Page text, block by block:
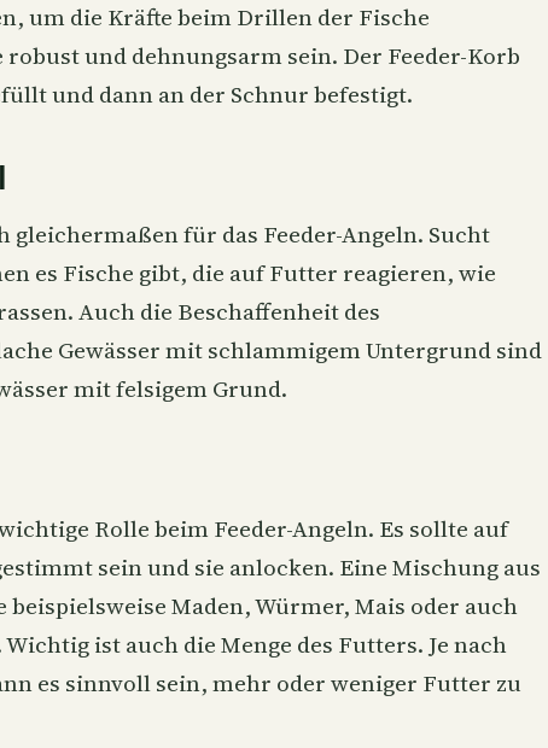
um die Kräfte beim Drillen der Fische
und dehnungsarm sein. Der Feeder-Korb
und dann an der Schnur befestigt.
gleichermaßen für das Feeder-Angeln. Sucht
es Fische gibt, die auf Futter reagieren, wie
. Auch die Beschaffenheit des
Gewässer mit schlammigem Untergrund sind
mit felsigem Grund.
Rolle beim Feeder-Angeln. Es sollte auf
sein und sie anlocken. Eine Mischung aus
Maden, Würmer, Mais oder auch
ist auch die Menge des Futters. Je nach
es sinnvoll sein, mehr oder weniger Futter zu